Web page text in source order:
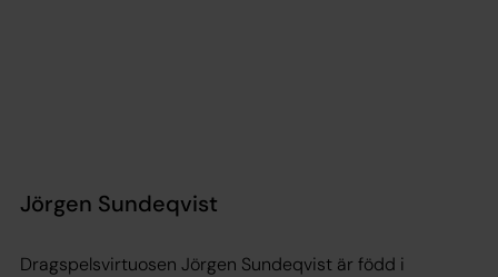
Jörgen Sundeqvist
Dragspelsvirtuosen Jörgen Sundeqvist är född i